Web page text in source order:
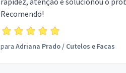
Recomendo!
para Adriana Prado/ Cutelos e Facas